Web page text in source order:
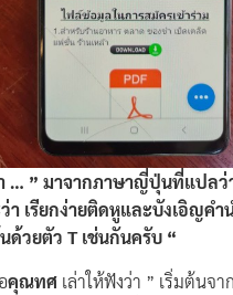
… ” มาจากภาษาญี่ปุ่นที่แปลว่
า เรียกง่ายติดหูและบังเอิญค
วยตัว T เช่นกันครับ “
คุณทศเล่าให้ฟังว่า ” เริ่มต้นจา